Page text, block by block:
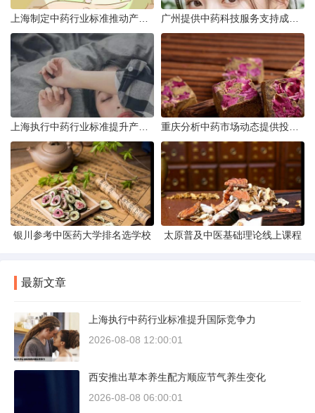
银川参考中医药大学排名选学校 太原普及中医基础理论线上课程
最新文章
上海执行中药行业标准提升国际竞争力
2026-08-08 12:00:01
西安推出草本养生配方顺应节气养生变化
2026-08-08 06:00:01